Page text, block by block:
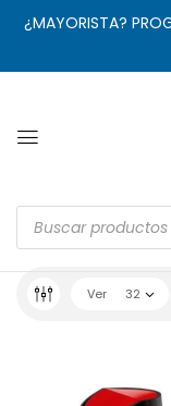
¿MAYORISTA?
Ver 32